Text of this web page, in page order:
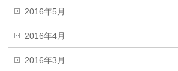
2016年5月
2016年4月
2016年3月